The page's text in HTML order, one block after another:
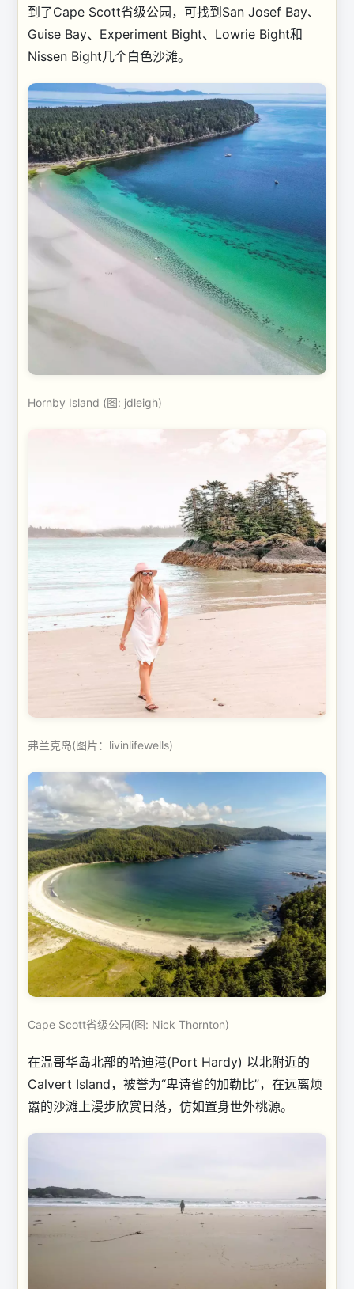
到了Cape Scott省级公园，可找到San Josef Bay、
Guise Bay、Experiment Bight、Lowrie Bight和
Nissen Bight几个白色沙滩。
Hornby Island (图: jdleigh)
弗兰克岛(图片：livinlifewells)
Cape Scott省级公园(图: Nick Thornton)
在温哥华岛北部的哈迪港(Port Hardy) 以北附近的
Calvert Island，被誉为“卑诗省的加勒比”，在远离烦
嚣的沙滩上漫步欣赏日落，仿如置身世外桃源。